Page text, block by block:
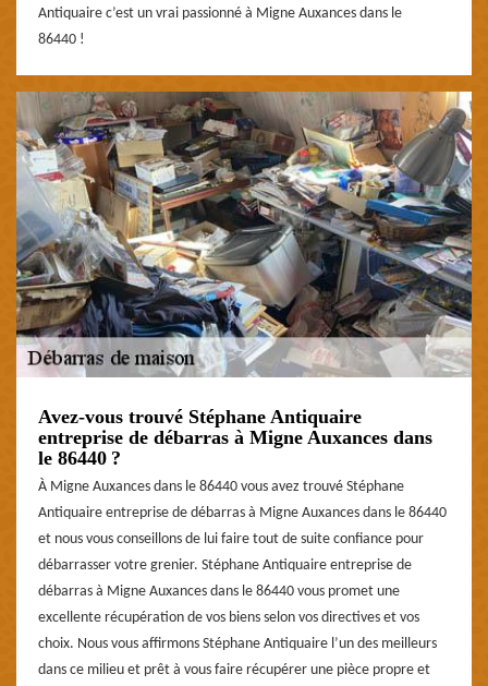
Antiquaire c’est un vrai passionné à Migne Auxances dans le
86440 !
Avez-vous trouvé Stéphane Antiquaire
entreprise de débarras à Migne Auxances dans
le 86440 ?
À Migne Auxances dans le 86440 vous avez trouvé Stéphane
Antiquaire entreprise de débarras à Migne Auxances dans le 86440
et nous vous conseillons de lui faire tout de suite confiance pour
débarrasser votre grenier. Stéphane Antiquaire entreprise de
débarras à Migne Auxances dans le 86440 vous promet une
excellente récupération de vos biens selon vos directives et vos
choix. Nous vous affirmons Stéphane Antiquaire l’un des meilleurs
dans ce milieu et prêt à vous faire récupérer une pièce propre et